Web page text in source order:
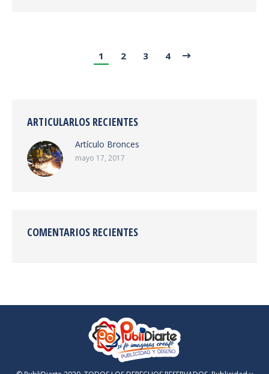
1 2 3 4
ARTICULARLOS RECIENTES
Artículo Bronces
mayo 17, 2017
COMENTARIOS RECIENTES